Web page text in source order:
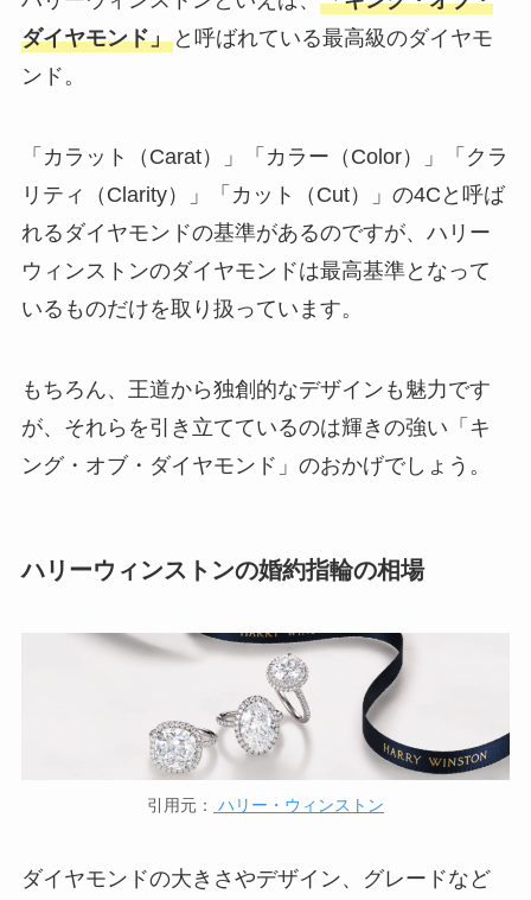
ダイヤモンド」と呼ばれている最高級のダイヤモ
ンド。
「カラット（Carat）」「カラー（Color）」「クラ
リティ（Clarity）」「カット（Cut）」の4Cと呼ば
れるダイヤモンドの基準があるのですが、ハリー
ウィンストンのダイヤモンドは最高基準となって
いるものだけを取り扱っています。
もちろん、王道から独創的なデザインも魅力です
が、それらを引き立てているのは輝きの強い「キ
ング・オブ・ダイヤモンド」のおかげでしょう。
ハリーウィンストンの婚約指輪の相場
引用元： ハリー・ウィンストン
ダイヤモンドの大きさやデザイン、グレードなど